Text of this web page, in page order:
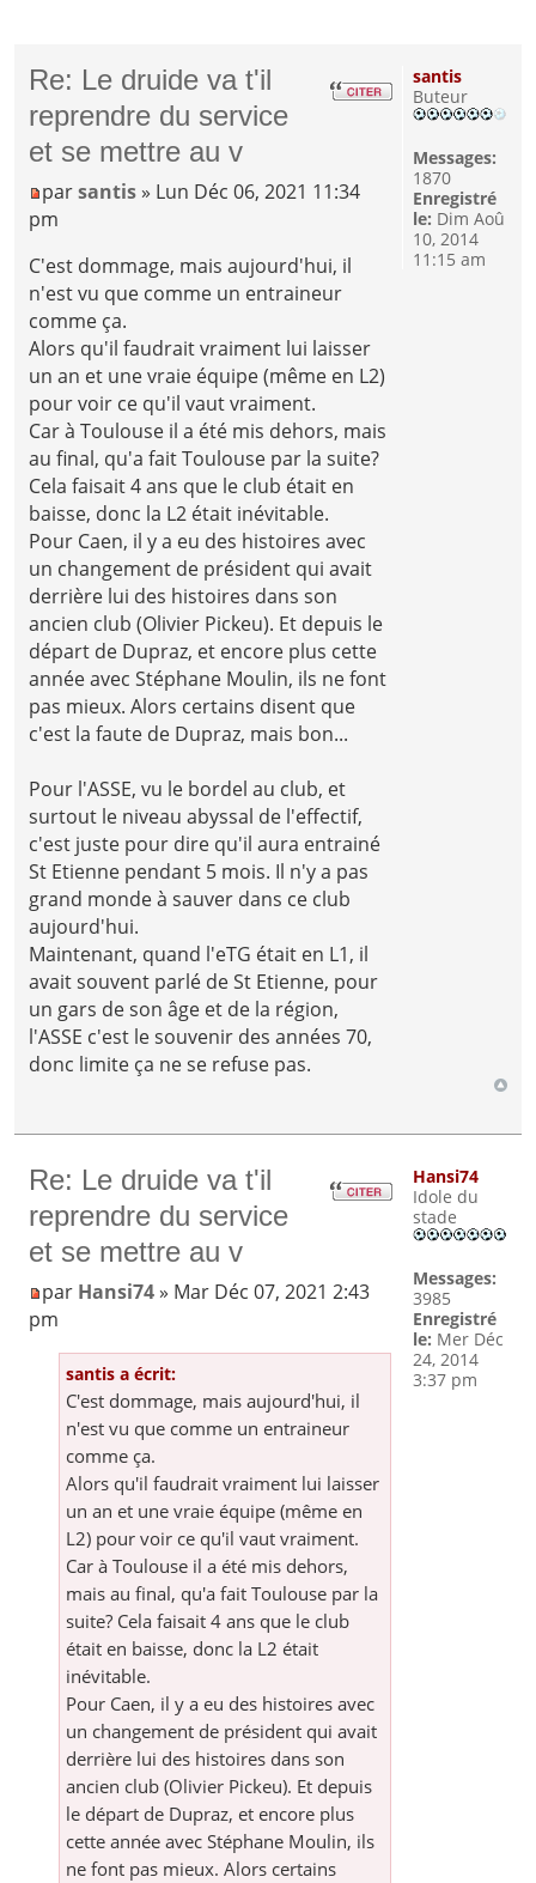
Re: Le druide va t'il
reprendre du service
et se mettre au v
parsantis » Lun Déc 06, 2021 11:34
pm
C'est dommage, mais aujourd'hui, il
n'est vu que comme un entraineur
comme ça.
Alors qu'il faudrait vraiment lui laisser
un an et une vraie équipe (même en L2)
pour voir ce qu'il vaut vraiment.
Car à Toulouse il a été mis dehors, mais
au final, qu'a fait Toulouse par la suite?
Cela faisait 4 ans que le club était en
baisse, donc la L2 était inévitable.
Pour Caen, il y a eu des histoires avec
un changement de président qui avait
derrière lui des histoires dans son
ancien club (Olivier Pickeu). Et depuis le
départ de Dupraz, et encore plus cette
année avec Stéphane Moulin, ils ne font
pas mieux. Alors certains disent que
c'est la faute de Dupraz, mais bon...
Pour l'ASSE, vu le bordel au club, et
surtout le niveau abyssal de l'effectif,
c'est juste pour dire qu'il aura entrainé
St Etienne pendant 5 mois. Il n'y a pas
grand monde à sauver dans ce club
aujourd'hui.
Maintenant, quand l'eTG était en L1, il
avait souvent parlé de St Etienne, pour
un gars de son âge et de la région,
l'ASSE c'est le souvenir des années 70,
donc limite ça ne se refuse pas.
santis
Buteur
Messages:
1870
Enregistré
le: Dim Aoû
10, 2014
11:15 am
Re: Le druide va t'il
reprendre du service
et se mettre au v
par Hansi74» Mar Déc 07, 2021 2:43
pm
santis a écrit:
C'est dommage, mais aujourd'hui, il
n'est vu que comme un entraineur
comme ça.
Alors qu'il faudrait vraiment lui laisser
un an et une vraie équipe (même en
L2) pour voir ce qu'il vaut vraiment.
Car à Toulouse il a été mis dehors,
mais au final, qu'a fait Toulouse par la
suite? Cela faisait 4 ans que le club
était en baisse, donc la L2 était
inévitable.
Pour Caen, il y a eu des histoires avec
un changement de président qui avait
derrière lui des histoires dans son
ancien club (Olivier Pickeu). Et depuis
le départ de Dupraz, et encore plus
cette année avec Stéphane Moulin, ils
ne font pas mieux. Alors certains
Hansi74
Idole du
stade
Messages:
3985
Enregistré
le: Mer Déc
24, 2014
3:37 pm